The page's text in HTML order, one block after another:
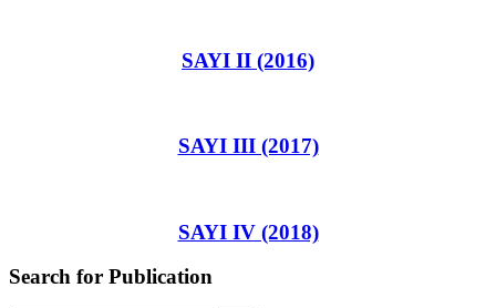
SAYI II (2016)
SAYI III (2017)
SAYI IV (2018)
Search for Publication